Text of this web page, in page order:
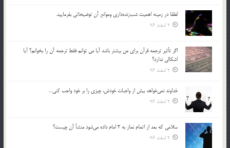
لطفا در زمينه اهميت شب‌زنده‌داري وموانع آن توضيحاتي بفرماييد.
2 اسفند 96
اگر تأثير ترجمه قرآن براي من بيشتر باشد آيا مي توانم فقط ترجمه آن را بخوانم؟ آيا
اشكالي ندارد؟
2 اسفند 96
خداوند نمي‌خواهد بيش از واجبات خودش، چيزي را بر خود واجب كني…
2 اسفند 96
سلامي كه بعد از اتمام نماز به 3 امام داده مي‌شود منشأ آن چيست؟
2 اسفند 96